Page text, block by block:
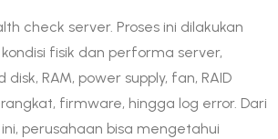
check server. Proses ini dilakukan
fisik dan performa server,
RAM, power supply, fan, RAID
firmware, hingga log error. Dari
perusahaan bisa mengetahui